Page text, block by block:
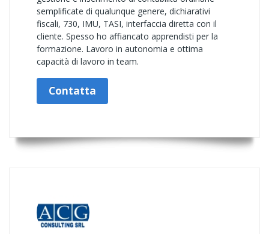
semplificate di qualunque genere, dichiarativi
fiscali, 730, IMU, TASI, interfaccia diretta con il
cliente. Spesso ho affiancato apprendisti per la
formazione. Lavoro in autonomia e ottima
capacità di lavoro in team.
Contatta